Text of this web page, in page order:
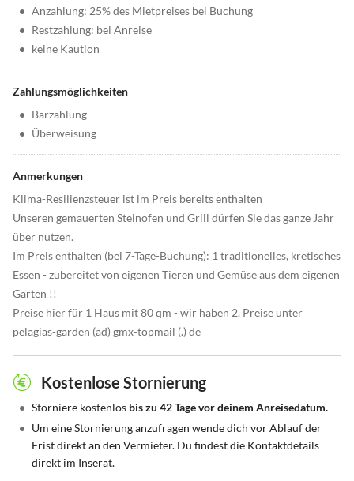
• Anzahlung: 25% des Mietpreises bei Buchung
• Restzahlung: bei Anreise
• keine Kaution
Zahlungsmöglichkeiten
• Barzahlung
• Überweisung
Anmerkungen
Klima-Resilienzsteuer ist im Preis bereits enthalten
Unseren gemauerten Steinofen und Grill dürfen Sie das ganze Jahr
über nutzen.
Im Preis enthalten (bei 7-Tage-Buchung): 1 traditionelles, kretisches
Essen - zubereitet von eigenen Tieren und Gemüse aus dem eigenen
Garten !!
Preise hier für 1 Haus mit 80 qm - wir haben 2. Preise unter
pelagias-garden (ad) gmx-topmail (.) de
Kostenlose Stornierung
• Storniere kostenlos bis zu 42 Tage vor deinem Anreisedatum.
• Um eine Stornierung anzufragen wende dich vor Ablauf der
Frist direkt an den Vermieter. Du findest die Kontaktdetails
direkt im Inserat.